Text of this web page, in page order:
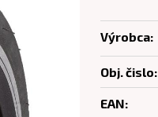
Výrobca:
Obj. čislo:
EAN: